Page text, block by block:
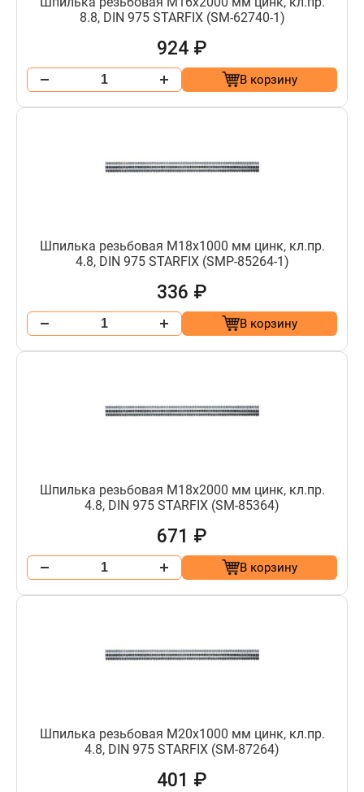
8.8, DIN 975 STARFIX (SM-62740-1)
924 ₽
В корзину
Шпилька резьбовая М18х1000 мм цинк, кл.пр.
4.8, DIN 975 STARFIX (SMP-85264-1)
336 ₽
В корзину
Шпилька резьбовая М18х2000 мм цинк, кл.пр.
4.8, DIN 975 STARFIX (SM-85364)
671 ₽
В корзину
Шпилька резьбовая М20х1000 мм цинк, кл.пр.
4.8, DIN 975 STARFIX (SM-87264)
401 ₽